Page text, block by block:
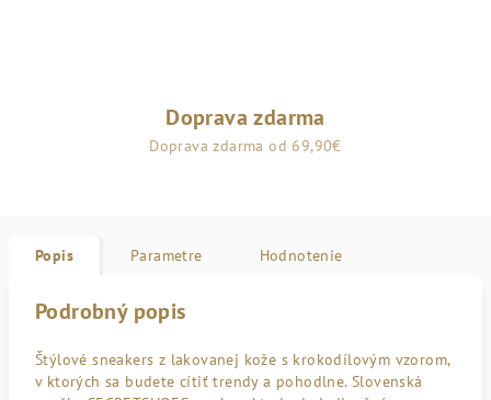
Doprava zdarma
Doprava zdarma od 69,90€
Popis Parametre Hodnotenie
Podrobný popis
Štýlové sneakers z lakovanej kože s krokodílovým vzorom,
v ktorých sa budete cítiť trendy a pohodlne. Slovenská